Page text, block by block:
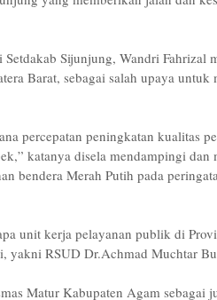
Sijunjung, Wandri Fahrizal
Barat, sebagai salah upaya
percepatan peningkatan kualitas
katanya disela mendampingi
bendera Merah Putih pada
unit kerja pelayanan publik di
yakni RSUD Dr.Achmad Muchtar
Matur Kabupaten Agam sebagai